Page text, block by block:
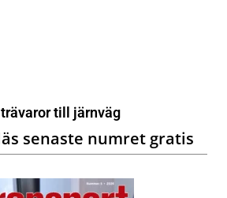
till järnväg
senaste numret gratis